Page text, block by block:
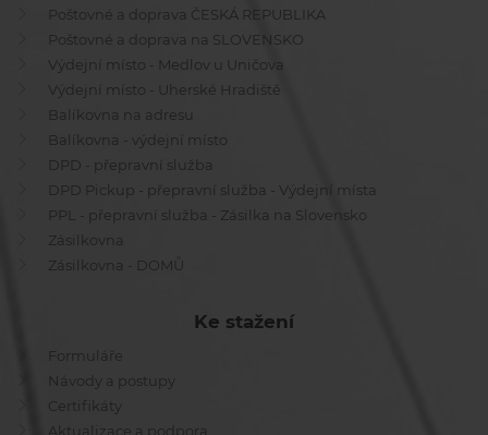
Poštovné a doprava ČESKÁ REPUBLIKA
Poštovné a doprava na SLOVENSKO
Výdejní místo - Medlov u Uničova
Výdejní místo - Uherské Hradiště
Balíkovna na adresu
Balíkovna - výdejní místo
DPD - přepravní služba
DPD Pickup - přepravní služba - Výdejní místa
PPL - přepravní služba - Zásilka na Slovensko
Zásilkovna
Zásilkovna - DOMŮ
Ke stažení
Formuláře
Návody a postupy
Certifikáty
Aktualizace a podpora